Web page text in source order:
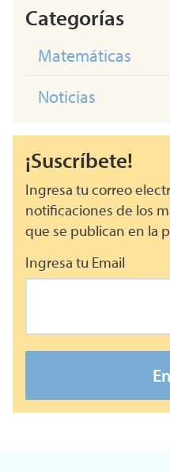
Categorías
Matemáticas
Noticias
¡Suscríbete!
Ingresa tu correo
notificaciones de los
que se publican en la
Ingresa tu Email